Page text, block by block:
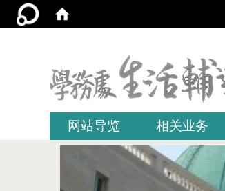
网站导览 相关业务